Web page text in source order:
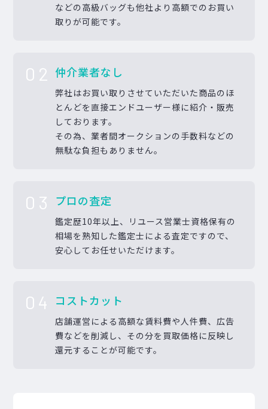
などの高級バッグも他社より高額でのお買い
取りが可能です。
02 仲介業者なし
弊社はお買い取りさせていただいた商品のほ
とんどを直接エンドユーザー様に紹介・販売
しております。
その為、業者間オークションの手数料などの
無駄な負担もありません。
03 プロの査定
鑑定歴10年以上、リユース営業士資格保有の
相場を熟知した鑑定士による査定ですので、
安心してお任せいただけます。
04 コストカット
店舗運営による高額な賃料費や人件費、広告
費などを削減し、その分を買取価格に反映し
還元することが可能です。